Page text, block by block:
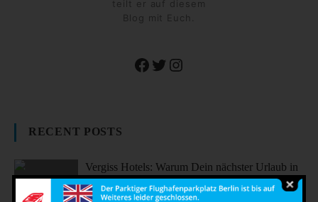
teilt er auf diesem
Blog mit Euch.
Facebook
TwitterInstagram
RECENT POSTS
Vergiss Hotels: Warum Dein nächster Urlaub in
einem dieser coolen Airbnbs stattfinden sollte.